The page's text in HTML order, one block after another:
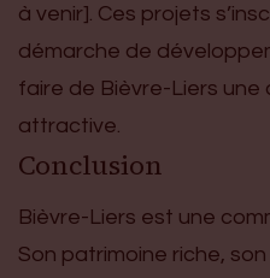
à venir]. Ces projets
démarche de
faire de Bièvre-Liers une
attractive.
Conclusion
Bièvre-Liers est une
Son patrimoine riche,